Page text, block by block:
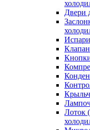
Двери
Лоток